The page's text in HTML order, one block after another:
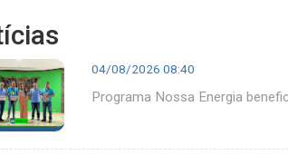
04/08/2026 08:40
Programa Nossa Energia